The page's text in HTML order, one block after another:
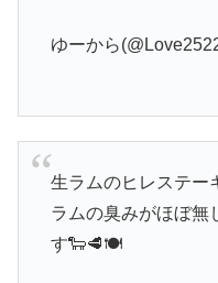
ゆーから
生ラムのヒレステー
ラムの臭みがほぼ無
す🐑🥩🍽